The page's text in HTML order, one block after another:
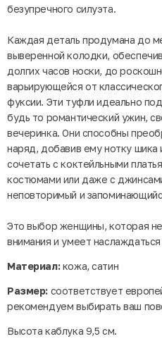
безупречного силуэта.
Каждая деталь продумана до
выверенной колодки,
долгих часов носки, до
варьирующейся от
фуксии. Эти туфли идеально
будь то романтический ужин,
вечеринка. Они способны
наряд, добавив ему нотку шика
сочетать с коктейльными
костюмами или даже с
неповторимый и
Это выбор женщины, которая
внимания и умеет
Материал:кожа, сатин
Размер: соответствует
рекомендуем выбирать ваш
Высота каблука 9,5 см.